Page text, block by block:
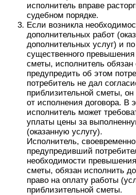
исполнитель вправе
судебном порядке.
Если возникла
дополнительных работ
дополнительных услуг) и
существенного
сметы, исполнитель обязан
предупредить об этом
потребитель не дал
приблизительной сметы, он
от исполнения договора. В
исполнитель может
уплаты цены за
(оказанную услугу).
Исполнитель,
предупредивший
необходимости
сметы, обязан исполнить
право на оплату работы
приблизительной сметы.